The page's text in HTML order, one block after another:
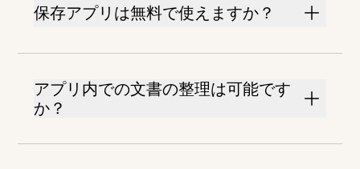
保存アプリは無料で使えますか？
アプリ内での文書の整理は可能です
か？